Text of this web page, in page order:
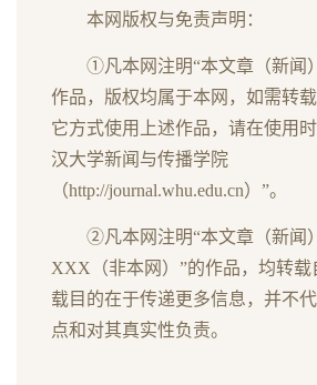
本网版权与免责声明：
①凡本网注明“本文章（新闻
作品，版权均属于本网，如需转
它方式使用上述作品，请在使用
汉大学新闻与传播学院
（http://journal.whu.edu.cn）”。
②凡本网注明“本文章（新闻
XXX（非本网）”的作品，均转载
载目的在于传递更多信息，并不
点和对其真实性负责。